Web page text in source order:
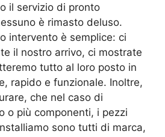
il servizio di pronto
è rimasto deluso.
intervento è semplice: ci
il nostro arrivo, ci mostrate
tutto al loro posto in
rapido e funzionale. Inoltre,
che nel caso di
o più componenti, i pezzi
sono tutti di marca,